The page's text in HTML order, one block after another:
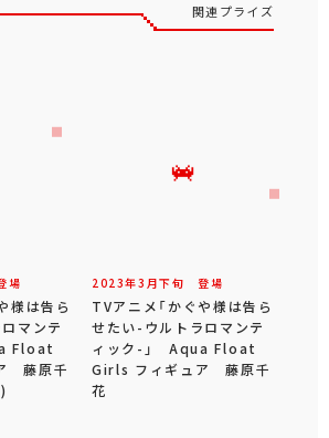
関連プライズ
場
様は告ら
マンテ
Float
藤原千
2023年3 月下旬 登場
TVアニメ「かぐや様は告ら
せたい-ウルトラロマンテ
ィック-」 Aqua Float
Girls フィギュア 藤原千
花